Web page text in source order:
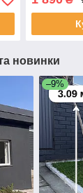
новинки
–9%